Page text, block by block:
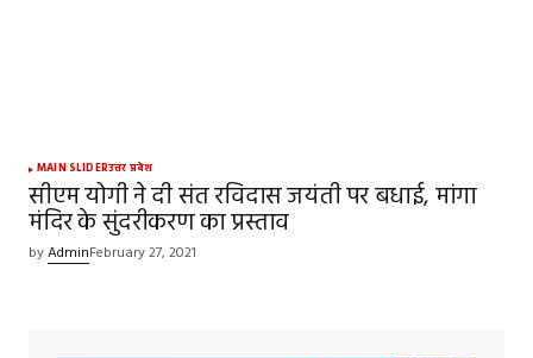
MAIN SLIDERउत्तर प्रदेश
सीएम योगी ने दी संत रविदास जयंती पर बधाई, मांगा
मंदिर के सुंदरीकरण का प्रस्ताव
byAdminFebruary 27, 2021